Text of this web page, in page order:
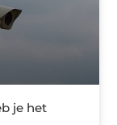
je het